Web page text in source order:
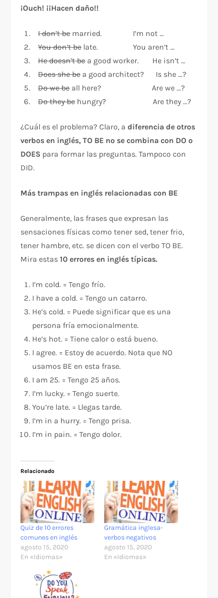
¡Ouch! ¡¡Hacen daño!!
I don’t bemarried. I’m not …
You don’t belate. You aren’t …
He doesn’t bea good worker. He isn’t …
Does she bea good architect? Is she …?
Do we beall here? Are we …?
Do they behungry? Are they …?
¿Cuál es el problema? Claro, a diferencia de otros
verbos en inglés, TO BE no se combina con DO o
DOES para formar las preguntas. Tampoco con
DID.
Más trampas en inglés relacionadas con BE
Generalmente, las frases que expresan las
sensaciones físicas como tener sed, tener frio,
tener hambre, etc. se dicen con el verbo TO BE.
Mira estas10 errores en inglés típicas.
I’m cold. = Tengo frío.
I have a cold. = Tengo un catarro.
He’s cold. = Puede significar que es una
persona fría emocionalmente.
He’s hot. = Tiene calor o está bueno.
I agree. = Estoy de acuerdo. Nota que NO
usamos BE en esta frase.
I am 25. = Tengo 25 años.
I’m lucky. = Tengo suerte.
You’re late. = Llegas tarde.
I’m in a hurry. = Tengo prisa.
I’m in pain. = Tengo dolor.
Relacionado
Quiz de 10 errores
comunes en inglés
agosto 15, 2020
En «Idiomas»
Gramática inglesa-
verbos negativos
agosto 15, 2020
En «Idiomas»